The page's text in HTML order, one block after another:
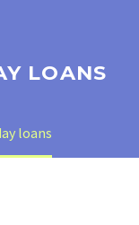
LOANS
loans